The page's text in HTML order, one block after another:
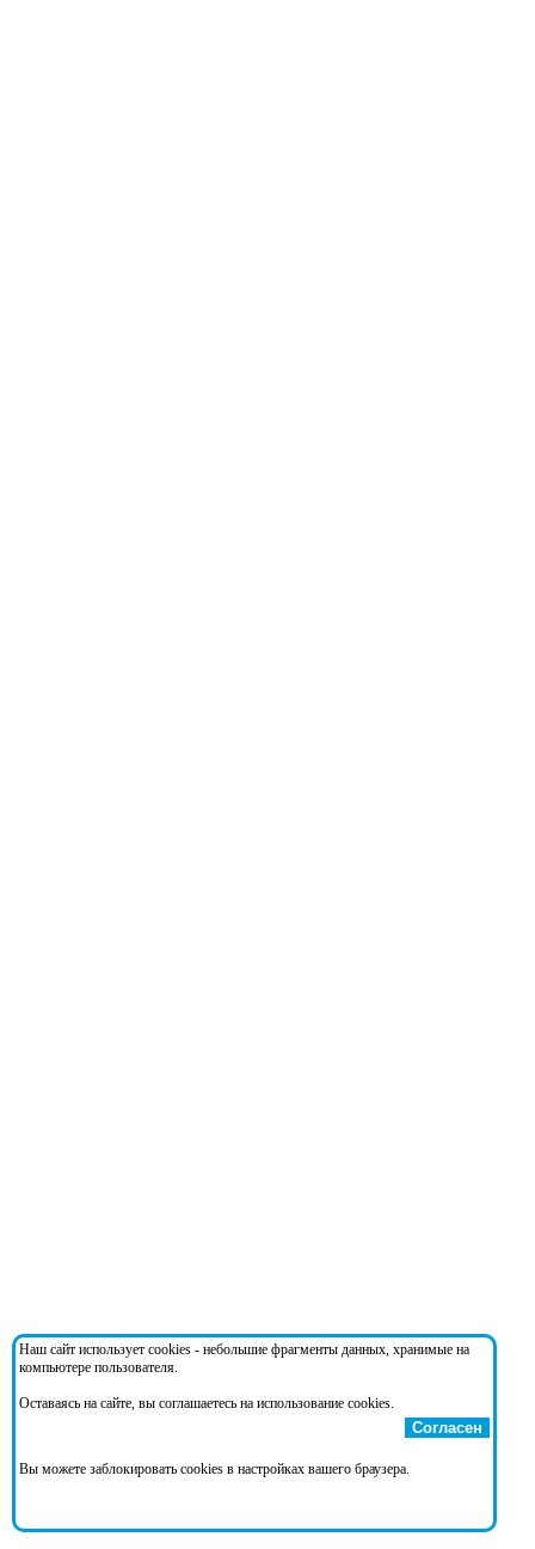
Наш сайт использует cookies - небольшие фрагменты данных, хранимые на
компьютере пользователя.
Оставаясь на сайте, вы соглашаетесь на использование cookies.
Согласен
Вы можете заблокировать cookies в настройках вашего браузера.